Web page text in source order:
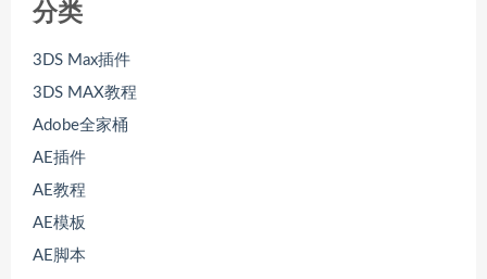
分类
3DS Max插件
3DS MAX教程
Adobe全家桶
AE插件
AE教程
AE模板
AE脚本